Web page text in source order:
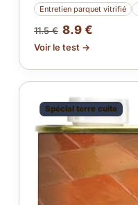
Entretien parquet vitrifié
11.5 € 8.9 €
Voir le test →
Spécial terre cuite